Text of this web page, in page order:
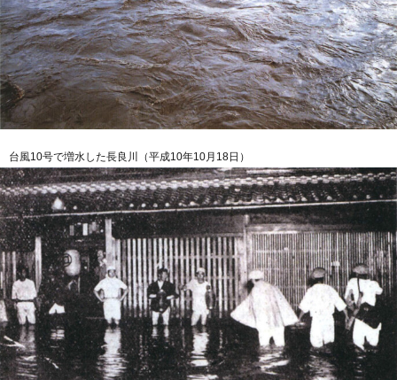
台風10号で増水した長良川（平成10年10月18日）